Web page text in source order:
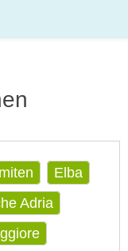
Elba
Adria